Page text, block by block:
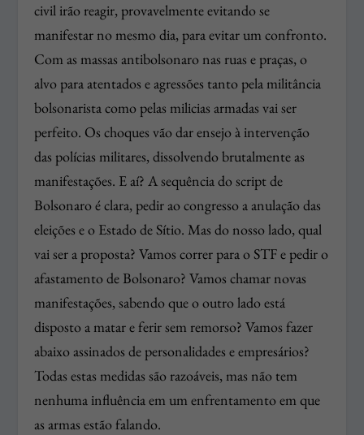
civil irão reagir, provavelmente evitando se
manifestar no mesmo dia, para evitar um confronto.
Com as massas antibolsonaro nas ruas e praças, o
alvo para atentados e agressões tanto pela militância
bolsonarista como pelas milicias armadas vai ser
perfeito. Os choques vão dar ensejo à intervenção
das polícias militares, dissolvendo brutalmente as
manifestações. E aí? A sequência do script de
Bolsonaro é clara, pedir ao congresso a anulação das
eleições e o Estado de Sítio. Mas do nosso lado, qual
vai ser a proposta? Vamos correr para o STF e pedir o
afastamento de Bolsonaro? Vamos chamar novas
manifestações, sabendo que o outro lado está
disposto a matar e ferir sem remorso? Vamos fazer
abaixo assinados de personalidades e empresários?
Todas estas medidas são razoáveis, mas não tem
nenhuma influência em um enfrentamento em que
as armas estão falando.